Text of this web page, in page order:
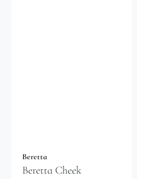
Beretta
Beretta Cheek